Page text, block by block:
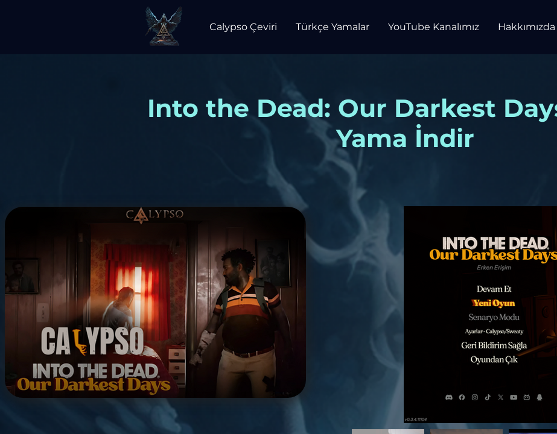
Calypso Çeviri Türkçe Yamalar YouTube Kanalımız Hakkımızda
Into the Dead: Our Darkest
Yama İndir